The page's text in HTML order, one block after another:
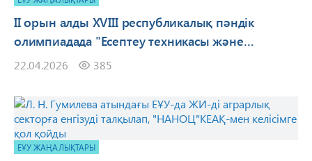
II орын алды XVIII республикалық пәндік
олимпиадада "Есептеу техникасы және
бағдарламалық қамтамасыз ету" білім беру
22.04.2026 385
ЕҰУ ЖАҢАЛЫҚТАРЫ